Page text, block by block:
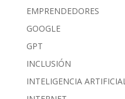
EMPRENDEDORES
GOOGLE
GPT
INCLUSIÓN
INTELIGENCIA ARTIFICIAL